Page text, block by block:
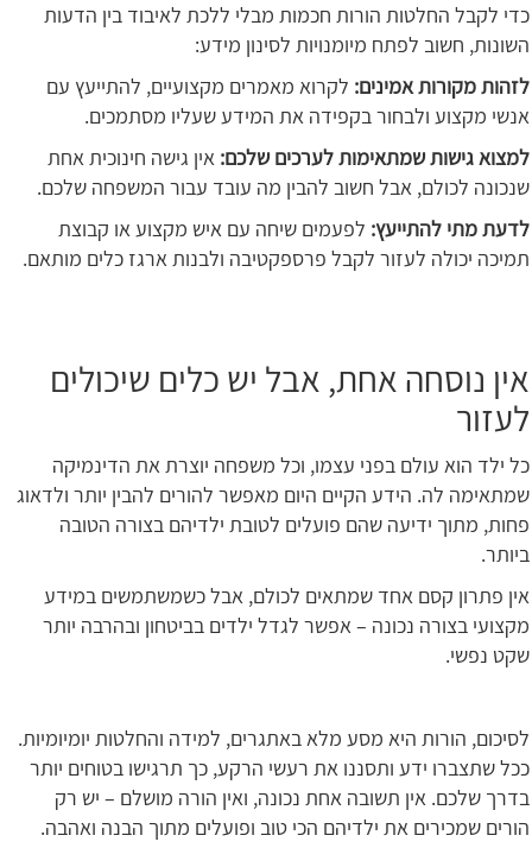
כדי לקבל החלטות הורות חכמות מבלי ללכת לאיבוד בין הדעות
השונות, חשוב לפתח מיומנויות לסינון מידע:
לזהות מקורות אמינים: לקרוא מאמרים מקצועיים, להתייעץ עם
אנשי מקצוע ולבחור בקפידה את המידע שעליו מסתמכים.
למצוא גישות שמתאימות לערכים שלכם: אין גישה חינוכית אחת
שנכונה לכולם, אבל חשוב להבין מה עובד עבור המשפחה שלכם.
לדעת מתי להתייעץ: לפעמים שיחה עם איש מקצוע או קבוצת
תמיכה יכולה לעזור לקבל פרספקטיבה ולבנות ארגז כלים מותאם.
אין נוסחה אחת, אבל יש כלים שיכולים
לעזור
כל ילד הוא עולם בפני עצמו, וכל משפחה יוצרת את הדינמיקה
שמתאימה לה. הידע הקיים היום מאפשר להורים להבין יותר ולדאוג
פחות, מתוך ידיעה שהם פועלים לטובת ילדיהם בצורה הטובה
ביותר.
אין פתרון קסם אחד שמתאים לכולם, אבל כשמשתמשים במידע
מקצועי בצורה נכונה – אפשר לגדל ילדים בביטחון ובהרבה יותר
שקט נפשי.
לסיכום, הורות היא מסע מלא באתגרים, למידה והחלטות יומיומיות.
ככל שתצברו ידע ותסננו את רעשי הרקע, כך תרגישו בטוחים יותר
בדרך שלכם. אין תשובה אחת נכונה, ואין הורה מושלם – יש רק
הורים שמכירים את ילדיהם הכי טוב ופועלים מתוך הבנה ואהבה.